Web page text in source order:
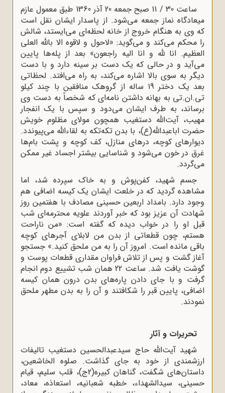
ساعت 30 / 11 صبح جمعه 20 آذر 1360 طبق معمول عازم
میعادگاه نماز جمعه می‌شود. از پاسدار ایشان نقل است
که وی به هنگام خروج از خانه لحظه‌ای می‌ایستد، شالش
را محکم می‌کند و می‌گوید: «لاحول و لاقوه الا بالله العلی
العظیم. انا لله و انا الیه راجعون» بعد از پله‌ها پایین
می‌آید و در حالی که یک دست بر سینه دارد و با دست
دیگر به سوی بالا اشاره می‌کند، به راه می‌افتد. لحظاتی
بعد یک دختر 19 ساله از گروهک منافقین با چند کیلو
تی.ان.تی به بهانه داشتن نامه‌ای که شخصاً به دست وی
برساند، به طرف ایشان می‌دود و سپس با یک انفجار
مهیب، آیت‌الله دستغیب همچون مولای مظلوم خویش
حضرت اباعبدالله(ع)، با بدن تکه‌تکه به لقاءالله می‌پیوندد.
دیوارهای کوچه، درهای منازل، کف کوچه و پشت بام‌ها
غرق در خون می‌شود و شناسایی بیشتر اجساد غیر ممکن
می‌گردد.
جسم شهید، کفن‌پوش و به خاک سپرده شد، اما
مشاهده گردید که در خلعت ایشان یک کیسه اضافی هم
وجود دارد. بامداد اربعین حسینی مصادف با هفتمین روز
شهادت آن عزیز بود که خبر آوردند علویه محترمه‌ای شب
قبل او را در خواب دیده که گفته است: «من ناراحت
هستم، چون قطعاتی از بدن من لابلای آجرهای کوچه
باقی مانده است. امروز آن را به من ملحق کنید.» جستجو
آغاز گشت و پس از تلاش فراوان مقداری قطعات پوست و
گوشت یافت شد. ساعت 22 همان شب تشییع دوم انجام
گرفت و با جای دادن پاره‌های بدن درون همان کیسه
اضافی، پایین قبر را شکافتند و آن را به بدن مطهر ملحق
نمودند.
تحریرات و آثار
شهید آیت‌الله حاج سیدعبدالحسین دستغیب تالیفات
ارزشمندی از خود به جای گذاشت. صلوه الخاشعین،
داستان‌های شگفت، گناهان کبیره(2ج)، قلب سلیم، قیام
حسینی، سیدالشهداء، خطبه شعبانیه، استعاذه، معاد،